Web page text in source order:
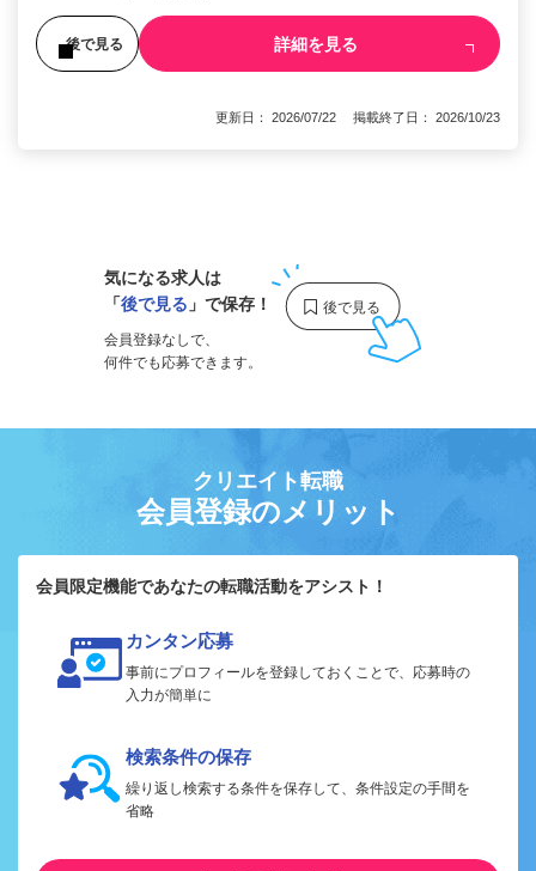
後で見る 詳細を見る
更新日： 2026/07/22 掲載終了日： 2026/10/23
気になる求人は
「後で見る 」で保存！
会員登録なしで、
何件でも応募できます。
クリエイト転職
会員登録のメリット
会員限定機能であなたの転職活動をアシスト！
カンタン応募
事前にプロフィールを登録しておくことで、応募時の
入力が簡単に
検索条件の保存
繰り返し検索する条件を保存して、条件設定の手間を
省略